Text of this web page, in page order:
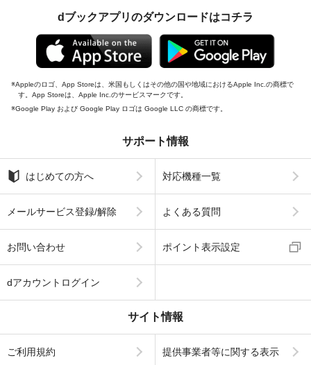
dブックアプリのダウンロードはコチラ
Appleのロゴ、App Storeは、米国もしくはその他の国や地域におけるApple Inc.の商標で
す。App Storeは、Apple Inc.のサービスマークです。
Google Play および Google Play ロゴは Google LLC の商標です。
サポート情報
はじめての方へ 対応機種一覧
メールサービス登録/解除 よくある質問
お問い合わせ ポイント表示設定
dアカウントログイン
サイト情報
ご利用規約 提供事業者等に関する表示